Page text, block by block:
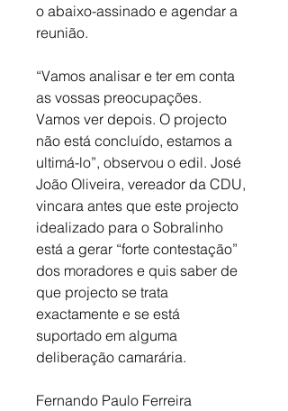
o abaixo-assinado e agendar a
reunião.
“Vamos analisar e ter em conta
as vossas preocupações.
Vamos ver depois. O projecto
não está concluído, estamos a
ultimá-lo”, observou o edil. José
João Oliveira, vereador da CDU,
vincara antes que este projecto
idealizado para o Sobralinho
está a gerar “forte contestação”
dos moradores e quis saber de
que projecto se trata
exactamente e se está
suportado em alguma
deliberação camarária.
Fernando Paulo Ferreira